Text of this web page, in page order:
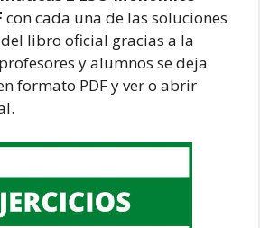
con cada una de las soluciones
libro oficial gracias a la
y alumnos se deja
formato PDF y ver o abrir